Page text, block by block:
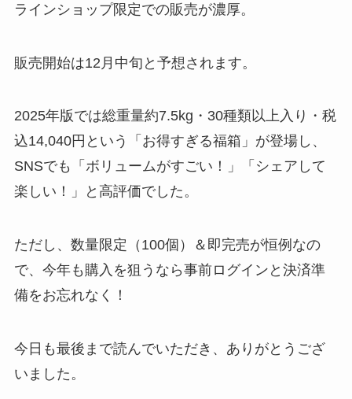
ラインショップ限定での販売が濃厚。
販売開始は12月中旬と予想されます。
2025年版では総重量約7.5kg・30種類以上入り・税
込14,040円という「お得すぎる福箱」が登場し、
SNSでも「ボリュームがすごい！」「シェアして
楽しい！」と高評価でした。
ただし、数量限定（100個）＆即完売が恒例なの
で、今年も購入を狙うなら事前ログインと決済準
備をお忘れなく！
今日も最後まで読んでいただき、ありがとうござ
いました。